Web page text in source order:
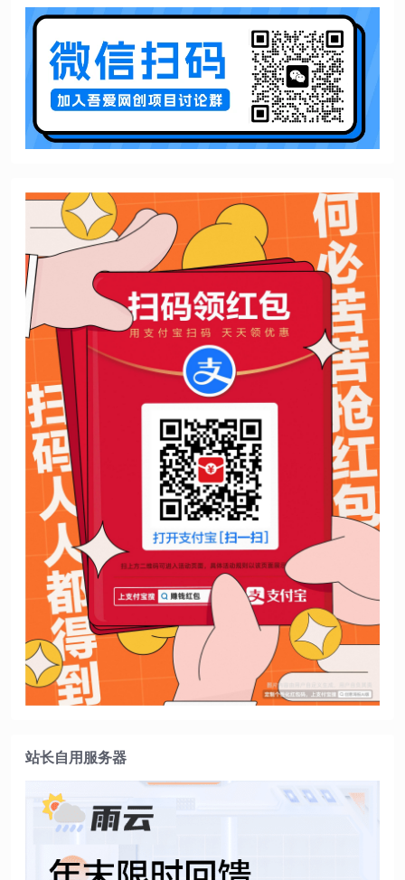
站长自用服务器